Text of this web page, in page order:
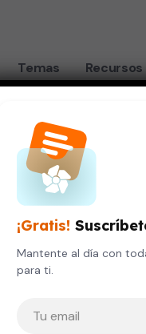
Temas
¡Gratis!
Mantente al día con
para ti.